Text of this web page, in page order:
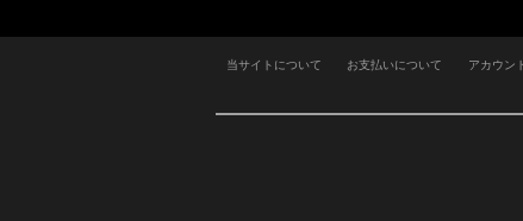
当サイトについて お支払いについて アカウン